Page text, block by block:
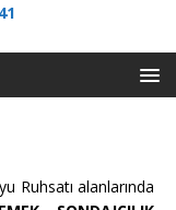
Ruhsatı alanlarında